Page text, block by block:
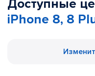
Доступные
iPhone 8, 8